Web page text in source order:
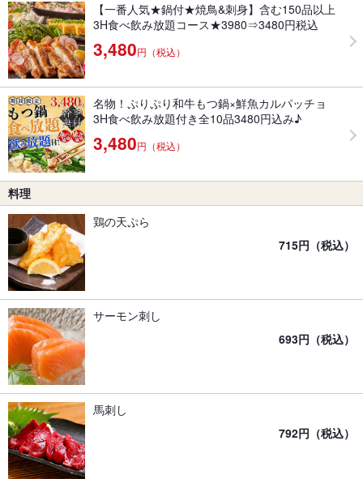
【一番人気★鍋付★焼鳥&刺身】含む150品以上
3H食べ飲み放題コース★3980⇒3480円税込
3,480円（税込）
名物！ぷりぷり和牛もつ鍋×鮮魚カルパッチョ
3H食べ飲み放題付き全10品3480円込み♪
3,480円（税込）
料理
鶏の天ぷら
715円（税込）
サーモン刺し
693円（税込）
馬刺し
792円（税込）